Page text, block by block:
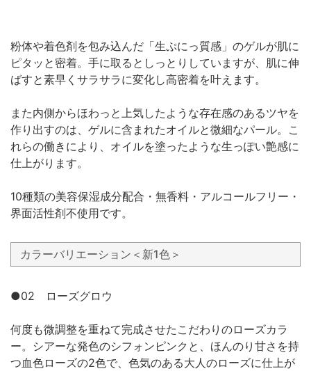
粉体や着色剤を包み込んだ「生ぷにっ質感」のゲルが肌に
ピタッと密着。手に取るとしっとりしていますが、肌に伸
ばすと素早くサラサラに変化し高密着を叶えます。
また内側からほわっと上気したような存在感のあるツヤを
作り出すのは、ゲルに含まれたオイルと微細なパール。こ
れらの働きにより、オイルを塗ったような生っぽい艶感に
仕上がります。
10種類の美容保湿成分配合・無香料・アルコールフリー・
界面活性剤不使用です。
カラーバリエーション＜新1色＞
●02 ローズグロウ
何度も微調整を重ねて完成させたこだわりのローズカラ
ー。シアーな発色のシフォンピンクと、ほんのり甘さを持
つ血色ローズの2色で、色気のある大人のローズに仕上が